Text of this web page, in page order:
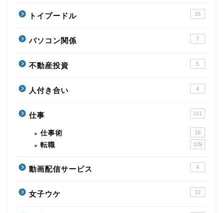
トイプードル 25
パソコン関係 7
不動産投資 5
人付き合い 4
仕事 151
仕事術 16
転職 109
動画配信サービス 4
女子ウケ 12